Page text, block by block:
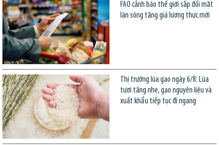
FAO cảnh báo thế giới sắp đối mặt
làn sóng tăng giá lương thực mới
Thị trường lúa gạo ngày 6/8: Lúa
tươi tăng nhẹ, gạo nguyên liệu và
xuất khẩu tiếp tục đi ngang